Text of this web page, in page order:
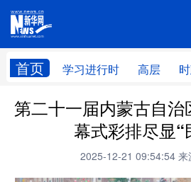
首页 学习进行时 高层
网站地图
学习进行时 高层
财经
第二十一届内蒙古自
幕式彩排尽显“
2025-12-21 09:54:54 来